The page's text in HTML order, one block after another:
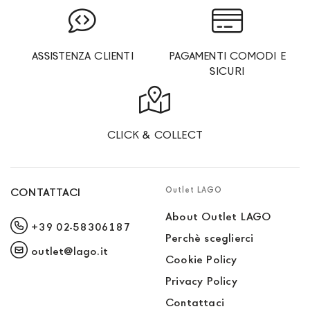
ASSISTENZA CLIENTI
PAGAMENTI COMODI E
SICURI
CLICK & COLLECT
CONTATTACI
+39 02-58306187
outlet@lago.it
Outlet LAGO
About Outlet LAGO
Perchè sceglierci
Cookie Policy
Privacy Policy
Contattaci